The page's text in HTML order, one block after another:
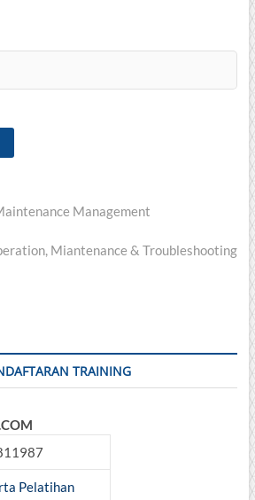
Management
Miantenance & Troubleshooting
TRAINING
Pelatihan